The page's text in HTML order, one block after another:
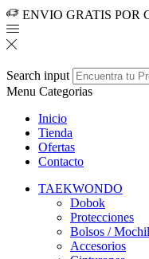
ENVIO GRATIS POR
Search input
Menu Categorias
Inicio
Tienda
Ofertas
Contacto
TAEKWONDO
Dobok
Protecciones
Bolsos /
Accesorios